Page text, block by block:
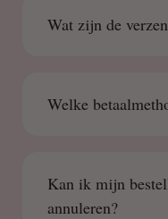
Wat zijn de
Welke
Kan ik mijn
annuleren?